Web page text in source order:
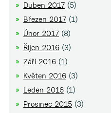
Duben 2017(5)
Březen 2017(1)
Únor 2017(8)
Říjen 2016(3)
Září 2016(1)
Květen 2016(3)
Leden 2016(1)
Prosinec 2015(3)